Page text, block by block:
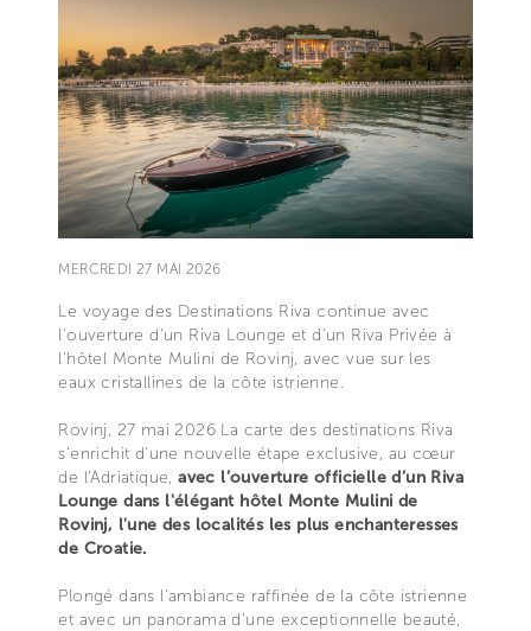
MERCREDI 27 MAI 2026
Le voyage des Destinations Riva continue avec
l'ouverture d'un Riva Lounge et d'un Riva Privée à
l'hôtel Monte Mulini de Rovinj, avec vue sur les
eaux cristallines de la côte istrienne.
Rovinj, 27 mai 2026 La carte des destinations Riva
s'enrichit d'une nouvelle étape exclusive, au cœur
de l'Adriatique,avec l’ouverture officielle d’un Riva
Lounge dans l'élégant hôtel Monte Mulini de
Rovinj, l'une des localités les plus enchanteresses
de Croatie.
Plongé dans l'ambiance raffinée de la côte istrienne
et avec un panorama d'une exceptionnelle beauté,